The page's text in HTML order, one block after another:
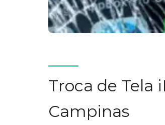
Troca de Tela
Campinas